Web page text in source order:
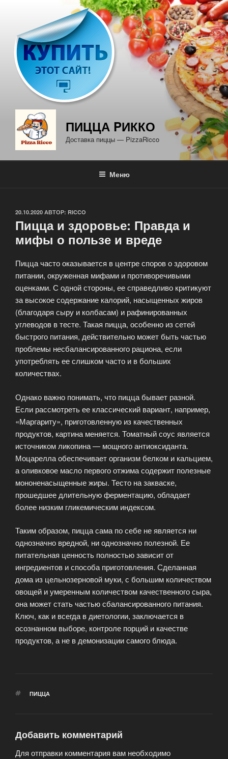
содержимому
ПИЦЦА PИККО
Доставка пиццы — PizzaRicco
Меню
ОПУБЛИКОВАНО
20.10.2020 АВТОР: RICCO
Пицца и здоровье: Правда и
мифы о пользе и вреде
Пицца часто оказывается в центре споров о здоровом
питании, окруженная мифами и противоречивыми
оценками. С одной стороны, ее справедливо критикуют
за высокое содержание калорий, насыщенных жиров
(благодаря сыру и колбасам) и рафинированных
углеводов в тесте. Такая пицца, особенно из сетей
быстрого питания, действительно может быть частью
проблемы несбалансированного рациона, если
употреблять ее слишком часто и в больших
количествах.
Однако важно понимать, что пицца бывает разной.
Если рассмотреть ее классический вариант, например,
«Маргариту», приготовленную из качественных
продуктов, картина меняется. Томатный соус является
источником ликопина — мощного антиоксиданта.
Моцарелла обеспечивает организм белком и кальцием,
а оливковое масло первого отжима содержит полезные
мононенасыщенные жиры. Тесто на закваске,
прошедшее длительную ферментацию, обладает
более низким гликемическим индексом.
Таким образом, пицца сама по себе не является ни
однозначно вредной, ни однозначно полезной. Ее
питательная ценность полностью зависит от
ингредиентов и способа приготовления. Сделанная
дома из цельнозерновой муки, с большим количеством
овощей и умеренным количеством качественного сыра,
она может стать частью сбалансированного питания.
Ключ, как и всегда в диетологии, заключается в
осознанном выборе, контроле порций и качестве
продуктов, а не в демонизации самого блюда.
МЕТКИ
ПИЦЦА
Добавить комментарий
Для отправки комментария вам необходимо